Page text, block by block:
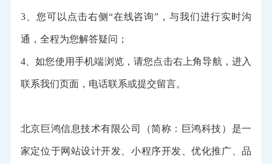
3、您可以点击右侧“在线咨询”，与我们进行实时沟
通，全程为您解答疑问；
4、如您使用手机端浏览，请您点击右上角导航，进入
联系我们页面，电话联系或提交留言。
北京巨鸿信息技术有限公司（简称：巨鸿科技）是一
家定位于网站设计开发、小程序开发、优化推广、品